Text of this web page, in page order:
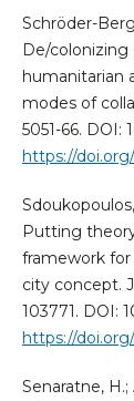
Schröder-
De/
humanitarian
modes of
5051-66. DOI:
https://
Putting
framework for
city concept.
103771. DOI:
https://doi.org/
Senaratne,